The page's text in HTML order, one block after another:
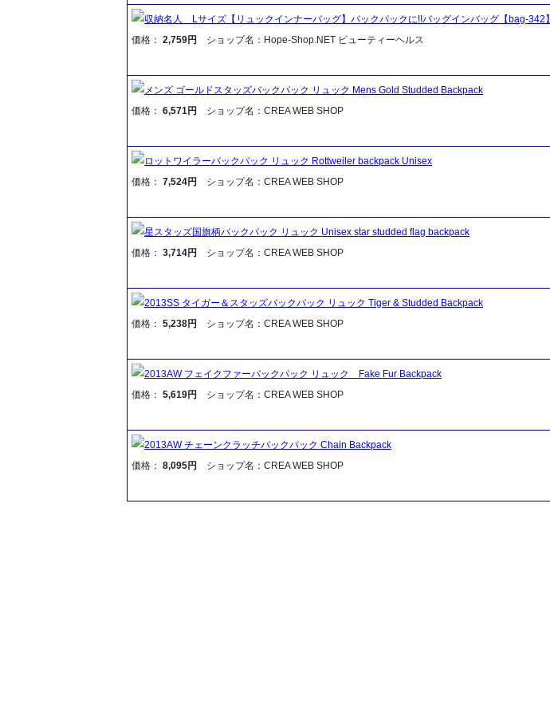
収納名人 Lサイズ【リュックインナーバッグ】バックパックに!!バッグインバッグ【bag-342】
価格： 2,759円 ショップ名：Hope-Shop.NET ビューティーヘルス
メンズ ゴールドスタッズバックパック リュック Mens Gold Studded Backpack
価格： 6,571円 ショップ名：CREA WEB SHOP
ロットワイラーバックパック リュック Rottweiler backpack Unisex
価格： 7,524円 ショップ名：CREA WEB SHOP
星スタッズ国旗柄バックパック リュック Unisex star studded flag backpack
価格： 3,714円 ショップ名：CREA WEB SHOP
2013SS タイガー＆スタッズバックパック リュック Tiger & Studded Backpack
価格： 5,238円 ショップ名：CREA WEB SHOP
2013AW フェイクファーバックパック リュック Fake Fur Backpack
価格： 5,619円 ショップ名：CREA WEB SHOP
2013AW チェーンクラッチバックパック Chain Backpack
価格： 8,095円 ショップ名：CREA WEB SHOP